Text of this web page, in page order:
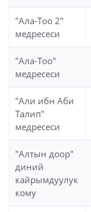
"Ала-Тоо 2"
медресеси
"Ала-Тоо"
медресеси
"Али ибн Аби
Талип"
медресеси
"Алтын доор"
диний
кайрымдуулук
кому